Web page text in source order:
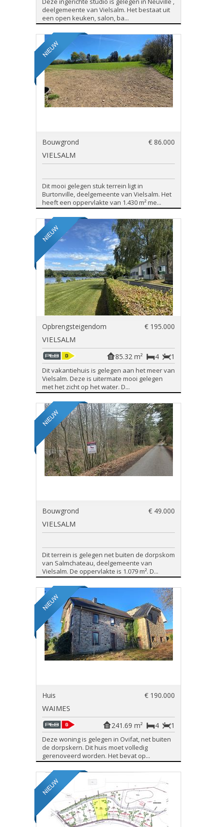
deelgemeente van Vielsalm. Het bestaat uit
een open keuken, salon, ba...
Bouwgrond € 86.000
VIELSALM
Dit mooi gelegen stuk terrein ligt in
Burtonville, deelgemeente van Vielsalm. Het
heeft een oppervlakte van 1.430 m² me...
Opbrengsteigendom € 195.000
VIELSALM
1
4
85.32 m²
Dit vakantiehuis is gelegen aan het meer van
Vielsalm. Deze is uitermate mooi gelegen
met het zicht op het water. D...
Bouwgrond € 49.000
VIELSALM
Dit terrein is gelegen net buiten de dorpskom
van Salmchateau, deelgemeente van
Vielsalm. De oppervlakte is 1.079 m². D...
Huis € 190.000
WAIMES
1
4
241.69 m²
Deze woning is gelegen in Ovifat, net buiten
de dorpskern. Dit huis moet volledig
gerenoveerd worden. Het bevat op...